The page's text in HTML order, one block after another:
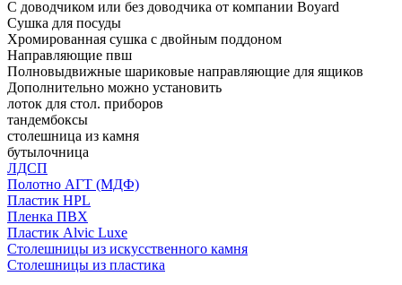
С доводчиком или без доводчика от компании Boyard
Сушка для посуды
Хромированная сушка с двойным поддоном
Направляющие пвш
Полновыдвижные шариковые направляющие для ящиков
Дополнительно можно установить
лоток для стол. приборов
тандембоксы
столешница из камня
бутылочница
ЛДСП
Полотно АГТ (МДФ)
Пластик HPL
Пленка ПВХ
Пластик Alvic Luxe
Столешницы из искусственного камня
Столешницы из пластика